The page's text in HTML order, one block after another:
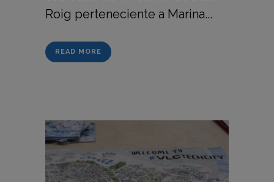
Roig perteneciente a Marina...
READ MORE